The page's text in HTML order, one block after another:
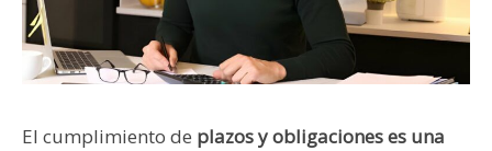
El cumplimiento de plazos y obligaciones es una